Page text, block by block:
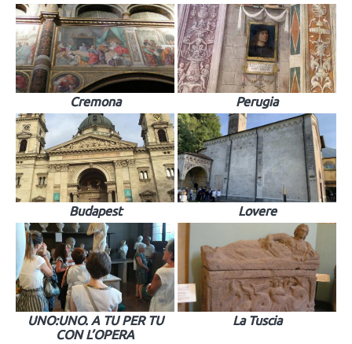
Cremona Perugia
Budapest Lovere
UNO:UNO. A TU PER TU
CON L’OPERA
La Tuscia